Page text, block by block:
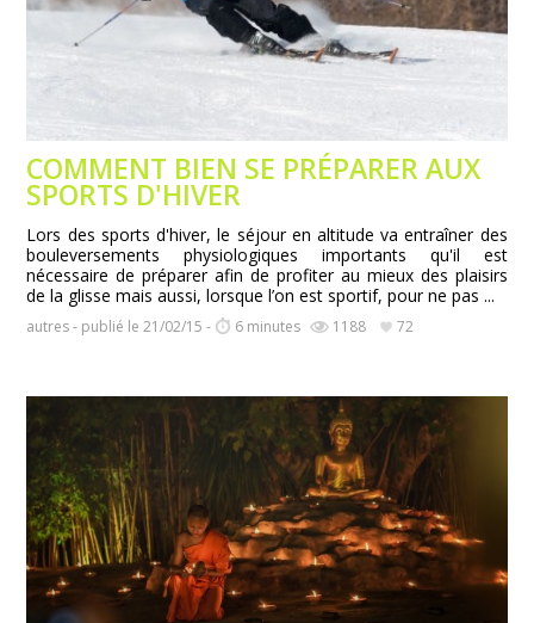
COMMENT BIEN SE PRÉPARER AUX
SPORTS D'HIVER
Lors des sports d'hiver, le séjour en altitude va entraîner des
bouleversements physiologiques importants qu'il est
nécessaire de préparer afin de profiter au mieux des plaisirs
de la glisse mais aussi, lorsque l’on est sportif, pour ne pas ...
autres - publié le 21/02/15 - 6 minutes 1188 72